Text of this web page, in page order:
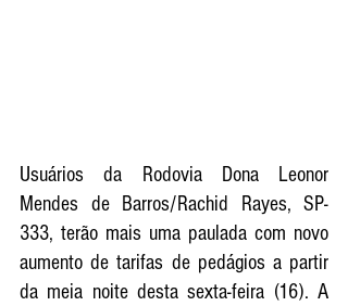
Usuários da Rodovia Dona Leonor
Mendes de Barros/Rachid Rayes, SP-
333, terão mais uma paulada com novo
aumento de tarifas de pedágios a partir
da meia noite desta sexta-feira (16). A